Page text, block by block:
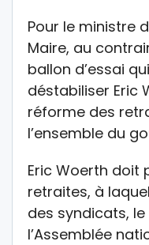
Pour le ministre
Maire, au
ballon d’essai
déstabiliser Eric
réforme des
l’ensemble du
Eric Woerth doit
retraites, à
des syndicats,
l’Assemblée